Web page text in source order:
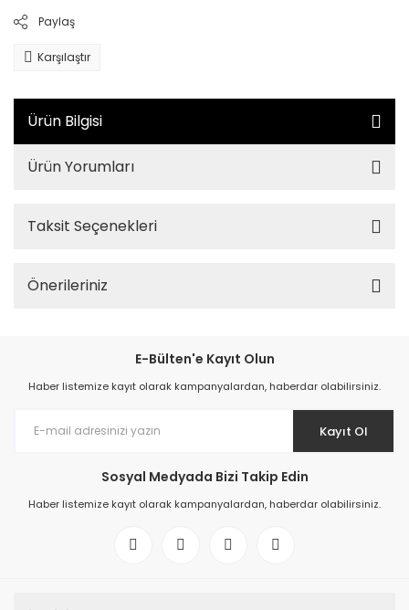
Paylaş
Karşılaştır
Ürün Bilgisi
Ürün Yorumları
Taksit Seçenekleri
Önerileriniz
E-Bülten'e Kayıt Olun
Haber listemize kayıt olarak kampanyalardan, haberdar olabilirsiniz.
Kayıt Ol
Sosyal Medyada Bizi Takip Edin
Haber listemize kayıt olarak kampanyalardan, haberdar olabilirsiniz.